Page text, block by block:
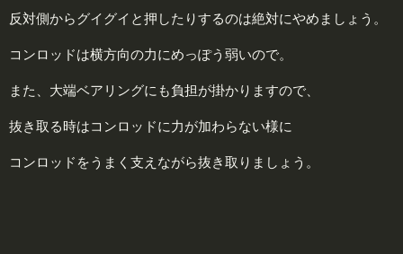
反対側からグイグイと押したりするのは絶対にやめましょう。
コンロッドは横方向の力にめっぽう弱いので。
また、大端ベアリングにも負担が掛かりますので、
抜き取る時はコンロッドに力が加わらない様に
コンロッドをうまく支えながら抜き取りましょう。